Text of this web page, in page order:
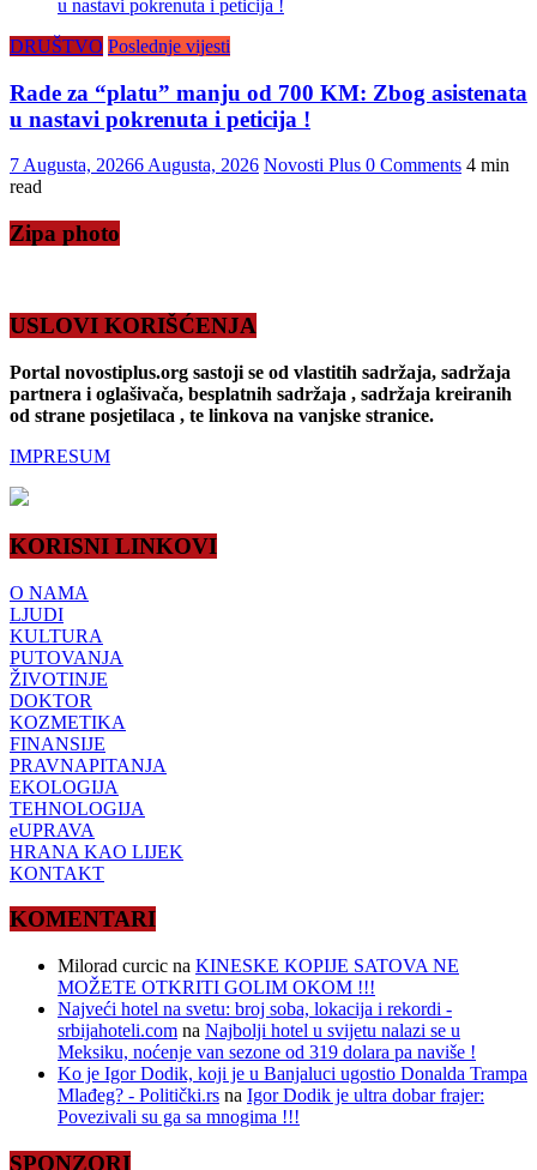
DRUŠTVO Poslednje vijesti
Rade za “platu” manju od 700 KM: Zbog asistenata
u nastavi pokrenuta i peticija !
7 Augusta, 20266 Augusta, 2026 Novosti Plus 0 Comments 4 min
read
Zipa photo
USLOVI KORIŠĆENJA
Portal novostiplus.org sastoji se od vlastitih sadržaja, sadržaja
partnera i oglašivača, besplatnih sadržaja , sadržaja kreiranih
od strane posjetilaca , te linkova na vanjske stranice.
IMPRESUM
KORISNI LINKOVI
O NAMA
LJUDI
KULTURA
PUTOVANJA
ŽIVOTINJE
DOKTOR
KOZMETIKA
FINANSIJE
PRAVNAPITANJA
EKOLOGIJA
TEHNOLOGIJA
eUPRAVA
HRANA KAO LIJEK
KONTAKT
KOMENTARI
Milorad curcic na KINESKE KOPIJE SATOVA NE
MOŽETE OTKRITI GOLIM OKOM !!!
Najveći hotel na svetu: broj soba, lokacija i rekordi -
srbijahoteli.com na Najbolji hotel u svijetu nalazi se u
Meksiku, noćenje van sezone od 319 dolara pa naviše !
Ko je Igor Dodik, koji je u Banjaluci ugostio Donalda Trampa
Mlađeg? - Politički.rs na Igor Dodik je ultra dobar frajer:
Povezivali su ga sa mnogima !!!
SPONZORI